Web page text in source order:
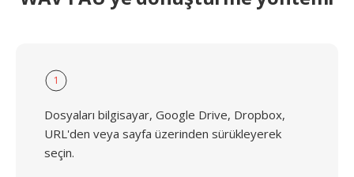
1
Dosyaları bilgisayar, Google Drive, Dropbox,
URL'den veya sayfa üzerinden sürükleyerek
seçin.